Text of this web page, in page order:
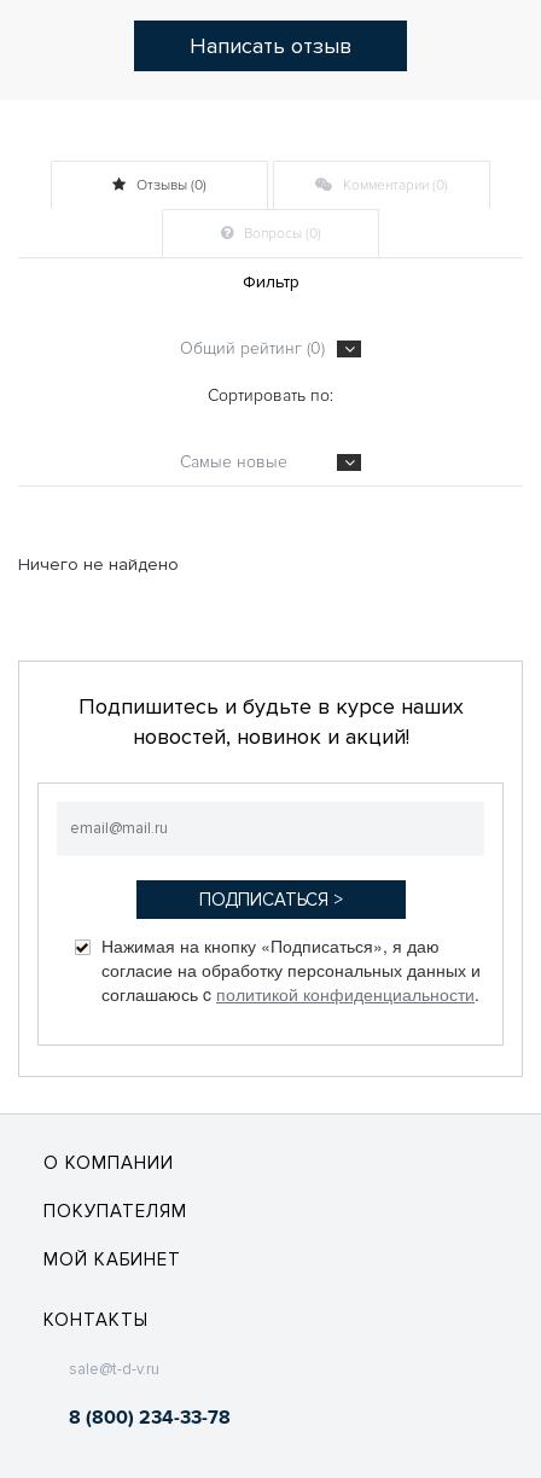
Написать отзыв
Отзывы (0) Комментарии (0)
Вопросы (0)
Фильтр
Общий рейтинг (0)
Сортировать по:
Самые новые
Ничего не найдено
Подпишитесь и будьте в курсе наших
новостей, новинок и акций!
Нажимая на кнопку «Подписаться», я даю
согласие на обработку персональных данных и
соглашаюсь c политикой конфиденциальности.
О КОМПАНИИ
ПОКУПАТЕЛЯМ
МОЙ КАБИНЕТ
КОНТАКТЫ
sale@t-d-v.ru
8 (800) 234-33-78